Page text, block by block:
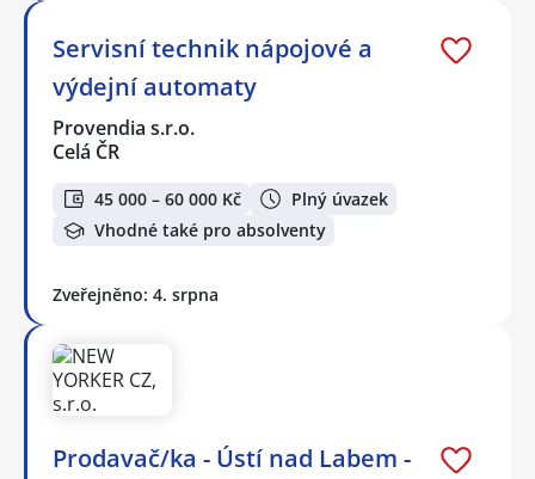
Servisní technik nápojové a
výdejní automaty
Provendia s.r.o.
Celá ČR
45 000 – 60 000 Kč
Plný úvazek
Vhodné také pro absolventy
Zveřejněno: 4. srpna
Prodavač/ka - Ústí nad Labem -